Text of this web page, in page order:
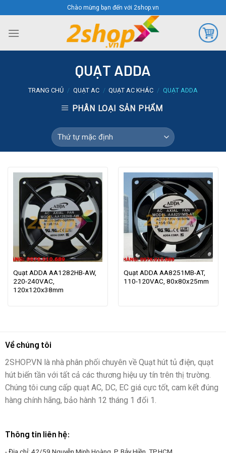
to
content
Chào mừng bạn đến với 2shop.vn
QUẠT ADDA
TRANG CHỦ / QUẠT AC / QUẠT AC KHÁC / QUẠT ADDA
PHÂN LOẠI SẢN PHẨM
Quạt ADDA AA1282HB-AW,
220-240VAC,
120x120x38mm
Quạt ADDA AA8251MB-AT,
110-120VAC, 80x80x25mm
Về chúng tôi
2SHOP.VN là nhà phân phối chuyên về Quạt hút tủ điện, quạt
hút biến tần với tất cả các thương hiệu uy tín trên thị trường.
Chúng tôi cung cấp quạt AC, DC, EC giá cực tốt, cam kết đúng
hàng chính hãng, bảo hành 12 tháng 1 đổi 1.
Thông tin liên hệ: